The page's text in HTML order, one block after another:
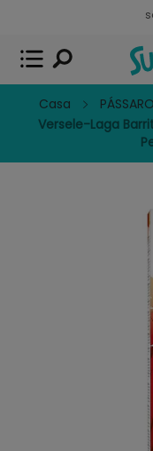
Casa
Versele-Laga
Superpet,
APP GRATIS